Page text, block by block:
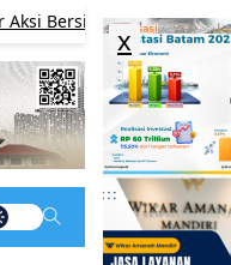
Sambut HUT ke-68
x